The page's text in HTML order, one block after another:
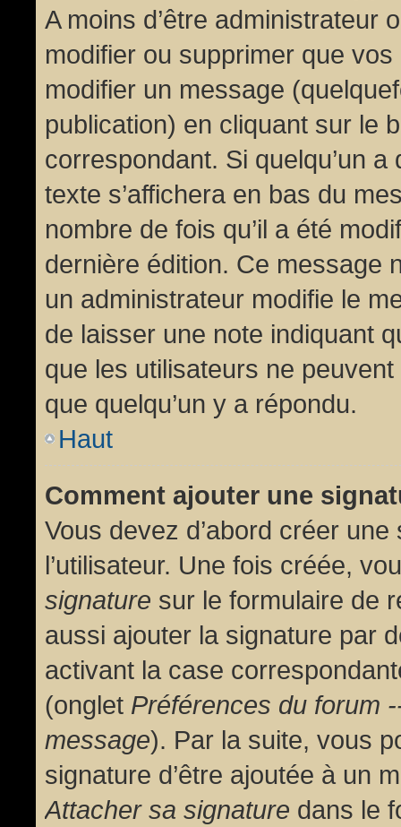
A moins d’être administrateur
modifier ou supprimer que
modifier un message
publication) en cliquant sur le
correspondant. Si quelqu’un
texte s’affichera en bas du
nombre de fois qu’il a été
dernière édition. Ce message
un administrateur modifie le
de laisser une note indiquant
que les utilisateurs ne
que quelqu’un y a répondu.
Haut
Comment ajouter une
Vous devez d’abord créer
l’utilisateur. Une fois créée,
signature sur le formulaire de
aussi ajouter la signature par
activant la case
(onglet Préférences du forum
message). Par la suite, vous
signature d’être ajoutée à un
Attacher sa signature dans le